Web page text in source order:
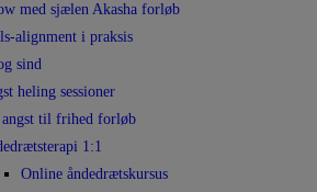
med sjælen Akasha forløb
alignment i praksis
sind
heling sessioner
angst til frihed forløb
1:1
Online åndedrætskursus